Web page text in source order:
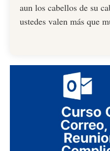
aun los cabellos de su
ustedes valen más que